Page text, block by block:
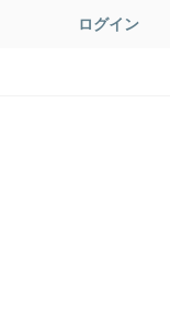
ログイン